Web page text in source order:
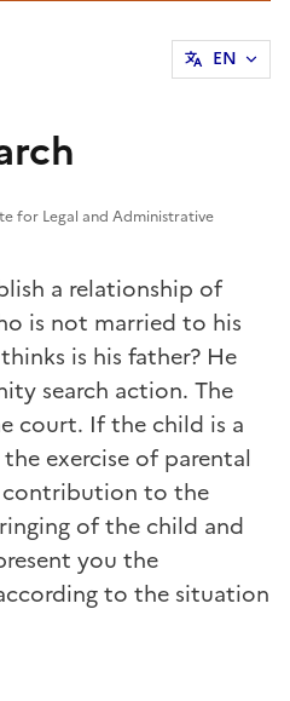
EN
for Legal and Administrative
a relationship of
is not married to his
is his father? He
search action. The
court. If the child is a
exercise of parental
to the
of the child and
you the
to the situation